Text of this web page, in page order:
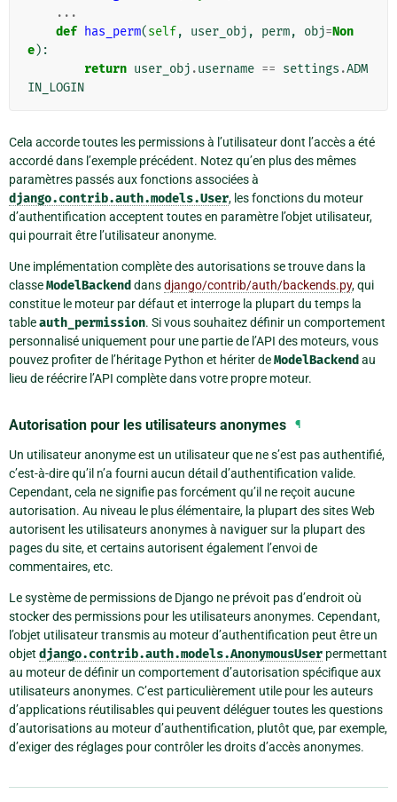
...
def has_perm(self, user_obj , perm, obj=Non
e):
return user_obj .username == settings .ADM
IN_LOGIN
Cela accorde toutes les permissions à l’utilisateur dont l’accès a été
accordé dans l’exemple précédent. Notez qu’en plus des mêmes
paramètres passés aux fonctions associées à
django.contrib.auth.models.User, les fonctions du moteur
d’authentification acceptent toutes en paramètre l’objet utilisateur,
qui pourrait être l’utilisateur anonyme.
Une implémentation complète des autorisations se trouve dans la
classeModelBackend dansdjango/contrib/auth/backends.py, qui
constitue le moteur par défaut et interroge la plupart du temps la
tableauth_permission. Si vous souhaitez définir un comportement
personnalisé uniquement pour une partie de l’API des moteurs, vous
pouvez profiter de l’héritage Python et hériter deModelBackend au
lieu de réécrire l’API complète dans votre propre moteur.
Autorisation pour les utilisateurs anonymes ¶
Un utilisateur anonyme est un utilisateur que ne s’est pas authentifié,
c’est-à-dire qu’il n’a fourni aucun détail d’authentification valide.
Cependant, cela ne signifie pas forcément qu’il ne reçoit aucune
autorisation. Au niveau le plus élémentaire, la plupart des sites Web
autorisent les utilisateurs anonymes à naviguer sur la plupart des
pages du site, et certains autorisent également l’envoi de
commentaires, etc.
Le système de permissions de Django ne prévoit pas d’endroit où
stocker des permissions pour les utilisateurs anonymes. Cependant,
l’objet utilisateur transmis au moteur d’authentification peut être un
objet django.contrib.auth.models.AnonymousUser permettant
au moteur de définir un comportement d’autorisation spécifique aux
utilisateurs anonymes. C’est particulièrement utile pour les auteurs
d’applications réutilisables qui peuvent déléguer toutes les questions
d’autorisations au moteur d’authentification, plutôt que, par exemple,
d’exiger des réglages pour contrôler les droits d’accès anonymes.